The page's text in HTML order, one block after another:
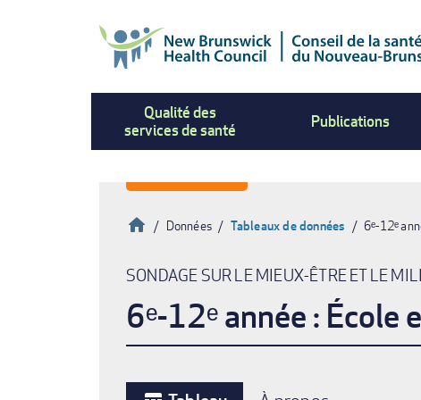
Qualité des
services de santé
Publications
Fil
d'Ariane
Accueil
Données Tableaux de données 6ᵉ-12ᵉ
SONDAGE SUR LE MIEUX-ÊTRE ET LE
6ᵉ-12ᵉ année : École